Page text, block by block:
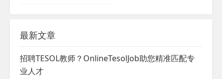
最新文章
招聘TESOL教师？OnlineTesolJob助您精准匹配专
业人才